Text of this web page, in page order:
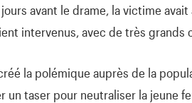
avant le drame, la victime
intervenus, avec de très grands
la polémique auprès de la
un taser pour neutraliser la jeune